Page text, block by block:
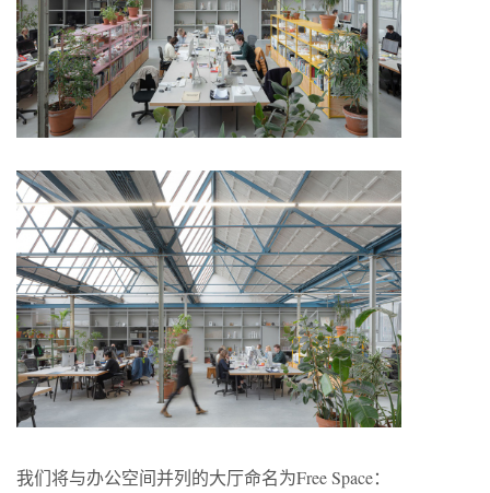
我们将与办公空间并列的大厅命名为Free Space：